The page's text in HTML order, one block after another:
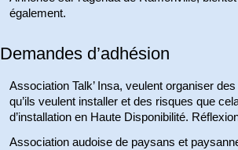
également.
Demandes d’adhésion
Association Talk’ Insa, veulent organiser
qu’ils veulent installer et des risques que
d’installation en Haute Disponibilité.
Association audoise de paysans et